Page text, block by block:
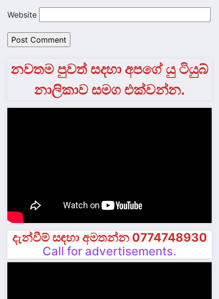
Website
නවතම පුවත් සදහා අපගේ යු ටියුබ්
නාලිකාව සමග එක්වන්න.
දැන්වීම් සඳහා අමතන්න 0774748930
Call for advertisements.